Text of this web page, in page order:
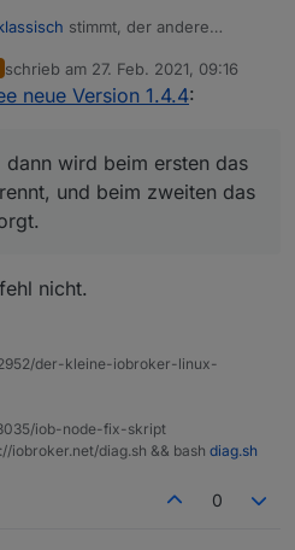
stimmt, der andere
die Pfade nicht mehr.. :-(
dann kommt Plan B dran :-)
wie der erste, wenn der erste
dann wird beim ersten das
vom Strom getrennt, und beim
das Netzteil mit Strom
startet der zweite dann mit
die beiden sollten dann
stehen, das ist von
Örtlichkeiten kein Problem.
schrieb am 27. Feb. 2021, 09:16
zuletzt editiert von
neue Version 1.4.4:
wird beim ersten das
und beim zweiten das
nicht.
der-kleine-iobroker-linux-
iob-node-fix-skript
iobroker.net/diag.sh && bash diag.sh
0